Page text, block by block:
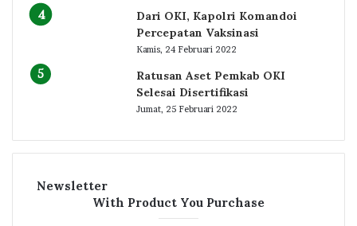
Dari OKI, Kapolri Komandoi
Percepatan Vaksinasi
Kamis, 24 Februari 2022
Ratusan Aset Pemkab OKI
Selesai Disertifikasi
Jumat, 25 Februari 2022
Newsletter
With Product You Purchase